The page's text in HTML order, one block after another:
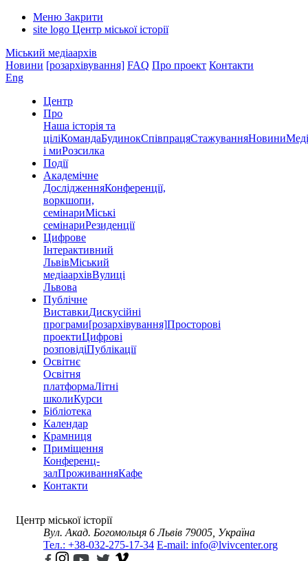
Меню Закрити
site logo Центр міської історії
Міський медіаархів
Новини [розархівування] FAQ Про проект Контакти
Eng
Центр
Про
Наша історія та
ціліКомандаБудинокСпівпрацяСтажуванняНовини
і миРозсилка
Події
Академічне
ДослідженняКонференції,
воркшопи,
семінариМіські
семінариРезиденції
Цифрове
Інтерактивний
ЛьвівМіський
медіаархівВулиці
Львова
Публічне
ВиставкиДискусійні
програми[розархівування]Просторові
проектиЦифрові
розповідіПублікації
Освітнє
Освітня
платформаЛітні
школиКурси
Бібліотека
Календар
Крамниця
Приміщення
Конференц-
залПроживанняКафе
Контакти
Центр міської історії
Вул. Акад. Богомольця 6 Львів 79005, Україна
Тел.: +38-032-275-17-34 E-mail: info@lvivcenter.org